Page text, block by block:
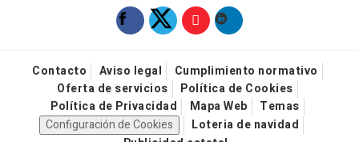
Contacto Aviso legal
Cumplimiento normativo
Oferta de servicios
Política de Cookies
Política de Privacidad
Mapa Web
Temas
Configuración de Cookies
Loteria de navidad